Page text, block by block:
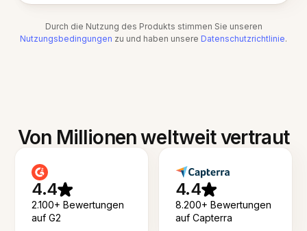
Durch die Nutzung des Produkts stimmen Sie unseren
Nutzungsbedingungen zu und haben unsere Datenschutzrichtlinie.
Von Millionen weltweit vertraut
4.4
2.100+ Bewertungen
auf G2
4.4
8.200+ Bewertungen
auf Capterra